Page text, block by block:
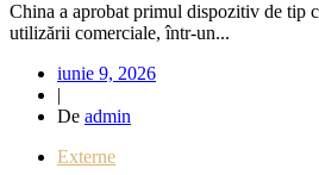
China a aprobat primul dispozitiv de tip
utilizării comerciale, într-un...
iunie 9, 2026
|
De admin
Externe